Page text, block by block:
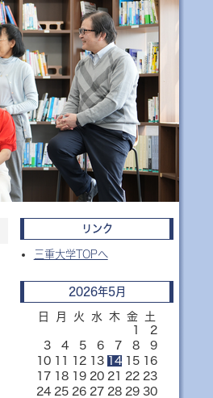
リンク
三重大学TOPへ
2026年5月
日 月 火 水 木 金
土
1
2
3
4 5 6 7 8
9
10 11 12 13 14 15 16
17 18 19 20 21 22 23
24 25 26 27 28 29 30